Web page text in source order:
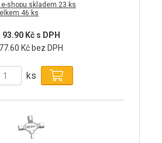
e-shopu skladem 23 ks
46 ks
93.90 Kč s DPH
77.60 Kč bez DPH
ks